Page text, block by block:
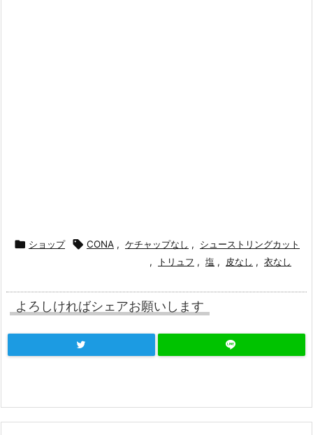
 ショップ  CONA , ケチャップなし ,
シューストリングカット
,
トリュフ , 塩 , 皮なし , 衣なし
よろしければシェアお願いします